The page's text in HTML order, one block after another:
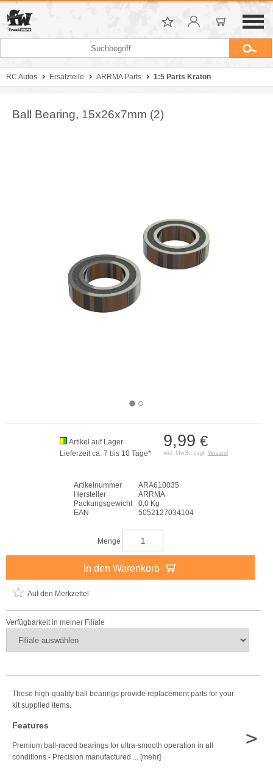
RC Autos Ersatzteile ARRMA Parts 1:5 Parts Kraton
Ball Bearing, 15x26x7mm (2)
9,99 €
inkl. MwSt. zzgl. Versand
Artikel auf Lager
Lieferzeit ca. 7 bis 10 Tage*
Artikelnummer
ARA610035
Hersteller
ARRMA
Packungsgewicht
0,0 Kg
EAN
5052127034104
Menge
In den Warenkorb
Auf den Merkzettel
Verfügbarkeit in meiner Filiale
These high-quality ball bearings provide replacement parts for your
kit supplied items.
Features
Premium ball-raced bearings for ultra-smooth operation in all
conditions - Precision manufactured ... [mehr]
>